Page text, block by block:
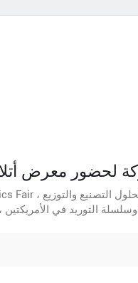
لحضور معرض